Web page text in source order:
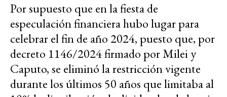
Por supuesto que en la fiesta de
especulación financiera hubo lugar para
celebrar el fin de año 2024, puesto que, por
decreto 1146/2024 firmado por Milei y
Caputo, se eliminó la restricción vigente
durante los últimos 50 años que limitaba al